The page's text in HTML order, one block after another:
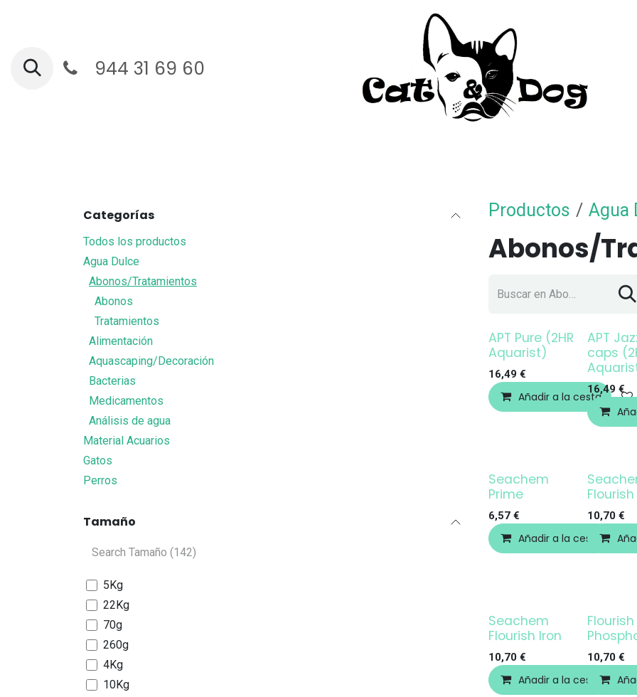
944 31 69 60
Categorías
Todos los productos
Agua Dulce
Abonos/Tratamientos
Abonos
Tratamientos
Alimentación
Aquascaping/Decoración
Bacterias
Medicamentos
Análisis de agua
Material Acuarios
Gatos
Perros
Tamaño
5Kg
22Kg
70g
260g
4Kg
10Kg
Productos Agua
Abonos/
APT Pure (2HR
Aquarist)
16,49 €
Añadir a la cesta
APT
caps
16,49 €
Seachem
Prime
6,57 €
Añadir a la cesta
Flourish
10,70€
Seachem
Flourish Iron
10,70 €
Añadir a la cesta
Flourish
10,70€